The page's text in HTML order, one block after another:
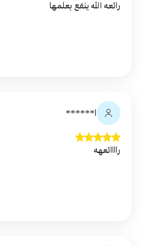
رائعه الله ينفع بعلمها
ا******
راااائعهه